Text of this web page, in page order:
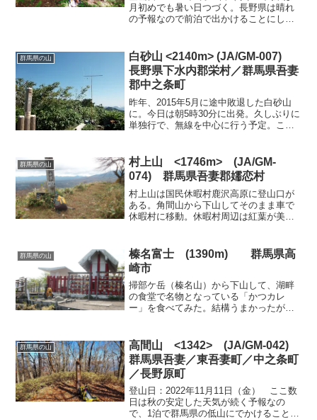
月初めでも暑い日つづく。長野県は晴れ
の予報なので前泊で出かけることにし
比較的に涼しく過ごすことができた。翌
日は4時30分過ぎ...
群馬県の山
白砂山 <2140m> (JA/GM-007)
長野県下水内郡栄村／群馬県吾妻
郡中之条町
昨年、2015年5月に途中敗退した白砂山
に。今日は朝5時30分に出発。久しぶりに
単独行で、無線を中心に行う予定。この
お天気は良く、暑くなりそう雪のある時
期とは違い、道が...
群馬県の山
村上山 <1746m> (JA/GM-
074) 群馬県吾妻郡嬬恋村
村上山は国民休暇村鹿沢高原に登山口が
ある。角間山から下山してそのまま車で
休暇村に移動。休暇村周辺は紅葉が美し
先に登山口があるとのこと。本館の正面
の左側に階段が見える。階...
群馬県の山 榛名富士 (1390m)
群馬県高
崎市
掃部ケ岳（榛名山）から下山して、湖畔
の食堂で名物となっている「かつカレ
ー」を食べてみた。結構うまかったが、
駐車場にむかう。ビジターセンター前の
小さな駐車場は満車に近かっ...
群馬県の山
高間山 <1342> (JA/GM-042)
群馬県吾妻／東吾妻町／中之条町
／長野原町
登山日：2022年11月11日（金） ここ数
日は秋の安定した天気が続く予報なの
で、1泊で群馬県の低山にでかけることに